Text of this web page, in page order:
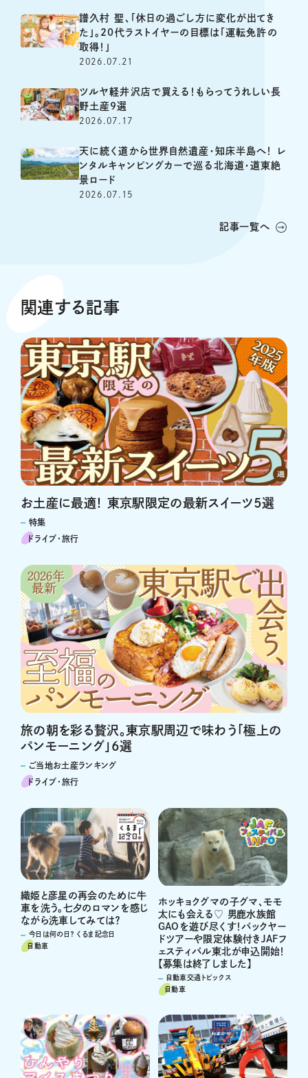
譜久村 聖、「休日の過ごし方に変化が出てき
た」。20代ラストイヤーの目標は「運転免許の
取得！」
2026.07.21
ツルヤ軽井沢店で買える！もらってうれしい長
野土産9選
2026.07.17
天に続く道から世界自然遺産・知床半島へ！ レ
ンタルキャンピングカーで巡る北海道・道東絶
景ロード
2026.07.15
記事一覧へ
関連する記事
お土産に最適！ 東京駅限定の最新スイーツ5選
特集
ドライブ･旅行
旅の朝を彩る贅沢。東京駅周辺で味わう「極上の
パンモーニング」6選
ご当地お土産ランキング
ドライブ･旅行
織姫と彦星の再会のために牛
車を洗う。七夕のロマンを感じ
ながら洗車してみては？
今日は何の日？ くるま記念日
自動車
ホッキョクグマの子グマ、モモ
太にも会える♡ 男鹿水族館
GAOを遊び尽くす！バックヤー
ドツアーや限定体験付きJAFフ
ェスティバル東北が申込開始！
【募集は終了しました】
自動車交通トピックス
自動車